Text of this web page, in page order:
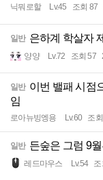
닉뭐로할 Lv.45 조회 87
일반 은하계 학살자
양양 Lv.72 조회 57
일반 이번 밸패 시점
임
로아뉴빙엥용 Lv.60 조
일반 든숲은 그럼 9
레드마우스 Lv.54 조